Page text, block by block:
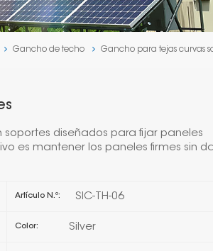
Gancho de techo Gancho para tejas curvas
diseñados para fijar paneles
es mantener los paneles firmes sin
Artículo N.º: SIC-TH-06
Color: Silver